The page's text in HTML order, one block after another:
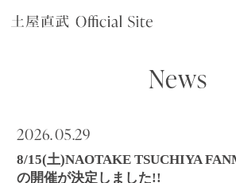
News
2026.05.29
8/15(土)NAOTAKE TSUCHIYA
の開催が決定しました!!